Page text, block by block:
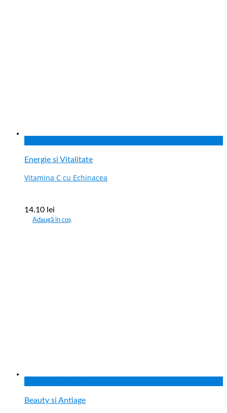
Energie si Vitalitate
Vitamina C cu Echinacea
14.10 lei
Adaugă în coș
Beauty si Antiage